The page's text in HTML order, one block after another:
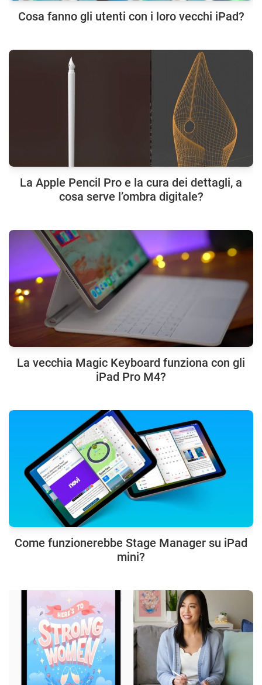
Cosa fanno gli utenti con i loro vecchi iPad?
La Apple Pencil Pro e la cura dei dettagli, a
cosa serve l’ombra digitale?
La vecchia Magic Keyboard funziona con gli
iPad Pro M4?
Come funzionerebbe Stage Manager su iPad
mini?